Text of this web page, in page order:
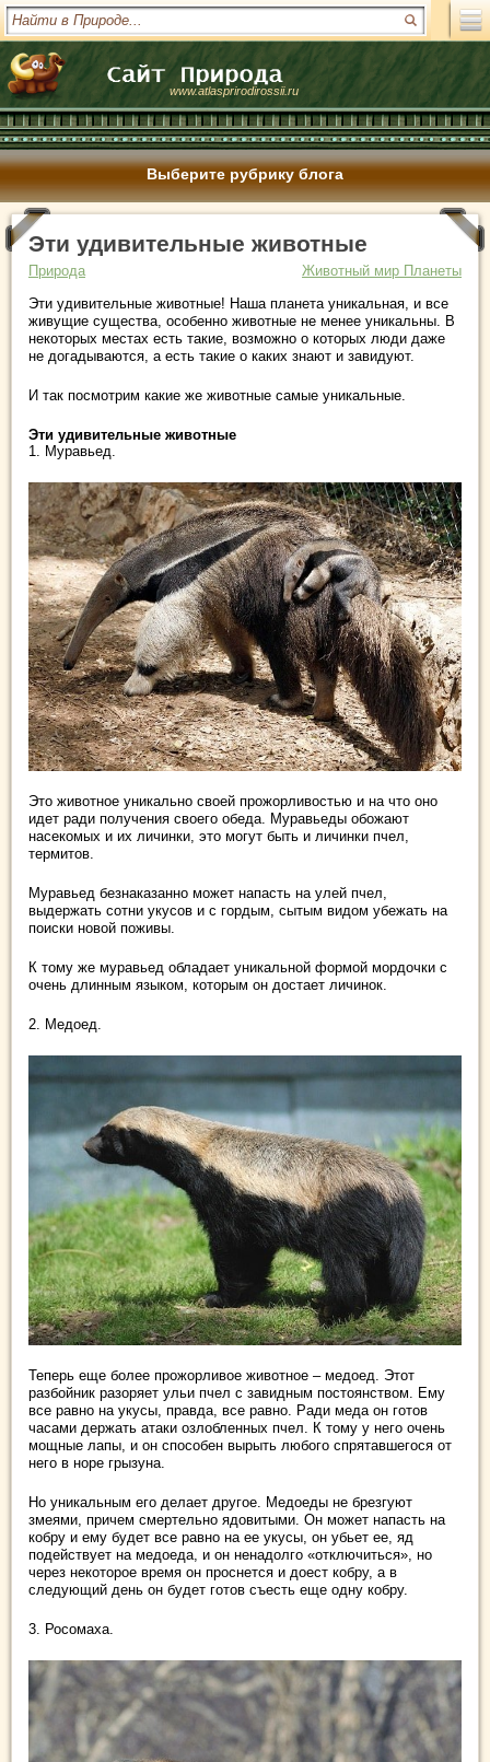
www.atlasprirodirossii.ru
Выберите рубрику блога
Эти удивительные животные
Природа
Животный мир Планеты
Эти удивительные животные! Наша планета уникальная, и все
живущие существа, особенно животные не менее уникальны. В
некоторых местах есть такие, возможно о которых люди даже
не догадываются, а есть такие о каких знают и завидуют.
И так посмотрим какие же животные самые уникальные.
Эти удивительные животные
1. Муравьед.
Это животное уникально своей прожорливостью и на что оно
идет ради получения своего обеда. Муравьеды обожают
насекомых и их личинки, это могут быть и личинки пчел,
термитов.
Муравьед безнаказанно может напасть на улей пчел,
выдержать сотни укусов и с гордым, сытым видом убежать на
поиски новой поживы.
К тому же муравьед обладает уникальной формой мордочки с
очень длинным языком, которым он достает личинок.
2. Медоед.
Теперь еще более прожорливое животное – медоед. Этот
разбойник разоряет ульи пчел с завидным постоянством. Ему
все равно на укусы, правда, все равно. Ради меда он готов
часами держать атаки озлобленных пчел. К тому у него очень
мощные лапы, и он способен вырыть любого спрятавшегося от
него в норе грызуна.
Но уникальным его делает другое. Медоеды не брезгуют
змеями, причем смертельно ядовитыми. Он может напасть на
кобру и ему будет все равно на ее укусы, он убьет ее, яд
подействует на медоеда, и он ненадолго «отключиться», но
через некоторое время он проснется и доест кобру, а в
следующий день он будет готов съесть еще одну кобру.
3. Росомаха.